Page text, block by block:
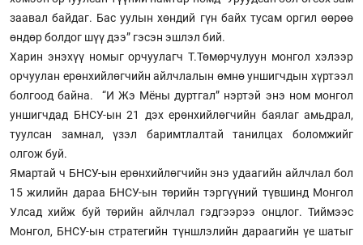
заавал байдаг. Бас уулын хөндий гүн байх тусам оргил өөрөө
өндөр болдог шүү дээ” гэсэн эшлэл бий.
Харин энэхүү номыг орчуулагч Т.Төмөрчулуун монгол хэлээр
орчуулан ерөнхийлөгчийн айлчлалын өмнө уншигчдын хүртээл
болгоод байна. “И Жэ Мёны дуртгал” нэртэй энэ ном монгол
уншигчдад БНСУ-ын 21 дэх ерөнхийлөгчийн баялаг амьдрал,
туулсан замнал, үзэл баримтлалтай танилцах боломжийг
олгож буй.
Ямартай ч БНСУ-ын ерөнхийлөгчийн энэ удаагийн айлчлал бол
15 жилийн дараа БНСУ-ын төрийн тэргүүний түвшинд Монгол
Улсад хийж буй төрийн айлчлал гэдгээрээ онцлог. Тиймээс
Монгол, БНСУ-ын стратегийн түншлэлийн дараагийн үе шатыг